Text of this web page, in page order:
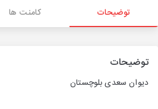
توضیحات کامنت ها
توضیحات
دیوان سعدی بلوچستان